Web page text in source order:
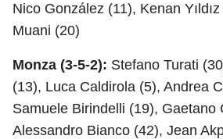
Nico González (11), Kenan
Muani (20)
Monza (3-5-2): Stefano Turati
(13), Luca Caldirola (5), Andrea
Samuele Birindelli (19), Gaetano
Alessandro Bianco (42), Jean